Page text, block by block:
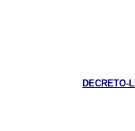
DECRETO-